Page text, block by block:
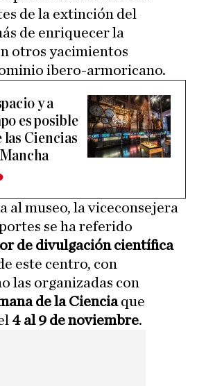
de la extinción del
de enriquecer la
otros yacimientos
ibero-armoricano.
y a
es posible
las Ciencias
al museo, la viceconsejera
se ha referido
de divulgación científica
este centro, con
las organizadas con
de la Cienciaque
4 al 9 de noviembre.